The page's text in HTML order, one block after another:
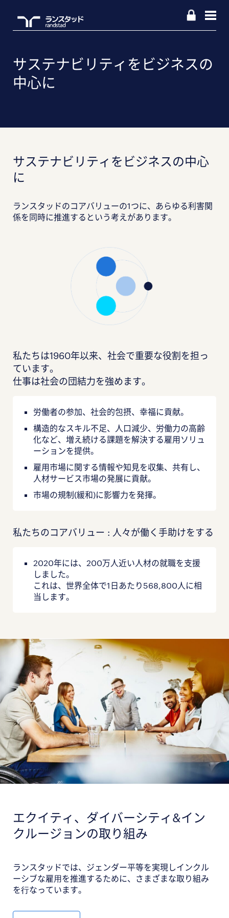
サステナビリティをビジネスの
中心に
サステナビリティをビジネスの中心
に
ランスタッドのコアバリューの1つに、あらゆる利害関
係を同時に推進するという考えがあります。
私たちは1960年以来、社会で重要な役割を担っ
ています。
仕事は社会の団結力を強めます。
労働者の参加、社会的包摂、幸福に貢献。
構造的なスキル不足、人口減少、労働力の高齢
化など、増え続ける課題を解決する雇用ソリュ
ーションを提供。
雇用市場に関する情報や知見を収集、共有し、
人材サービス市場の発展に貢献。
市場の規制(緩和)に影響力を発揮。
私たちのコアバリュー : 人々が働く手助けをする
2020年には、200万人近い人材の就職を支援
しました。
これは、世界全体で1日あたり568,800人に相
当します。
エクイティ、ダイバーシティ&イン
クルージョンの取り組み
ランスタッドでは、ジェンダー平等を実現しインクル
ーシブな雇⽤を推進するために、さまざまな取り組み
を⾏なっています。